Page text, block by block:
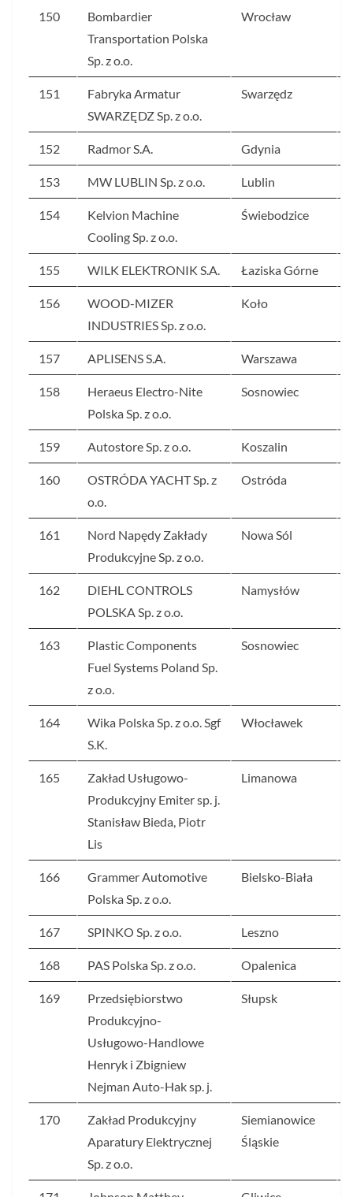
150
Bombardier
Transportation Polska
Sp. z o.o.
Wrocław
151
Fabryka Armatur
SWARZĘDZ Sp. z o.o.
Swarzędz
152 Radmor S.A. Gdynia
153 MW LUBLIN Sp. z o.o. Lublin
154
Kelvion Machine
Cooling Sp. z o.o.
Świebodzice
155 WILK ELEKTRONIK S.A. Łaziska Górne
156
WOOD-MIZER
INDUSTRIES Sp. z o.o.
Koło
157 APLISENS S.A. Warszawa
158
Heraeus Electro-Nite
Polska Sp. z o.o.
Sosnowiec
159 Autostore Sp. z o.o. Koszalin
160
OSTRÓDA YACHT Sp. z
o.o.
Ostróda
161
Nord Napędy Zakłady
Produkcyjne Sp. z o.o.
Nowa Sól
162
DIEHL CONTROLS
POLSKA Sp. z o.o.
Namysłów
163
Plastic Components
Fuel Systems Poland Sp.
z o.o.
Sosnowiec
164
Wika Polska Sp. z o.o. Sgf
S.K.
Włocławek
165
Zakład Usługowo-
Produkcyjny Emiter sp. j.
Stanisław Bieda, Piotr
Lis
Limanowa
166
Grammer Automotive
Polska Sp. z o.o.
Bielsko-Biała
167 SPINKO Sp. z o.o. Leszno
168 PAS Polska Sp. z o.o. Opalenica
169
Przedsiębiorstwo
Produkcyjno-
Usługowo-Handlowe
Henryk i Zbigniew
Nejman Auto-Hak sp. j.
Słupsk
170
Zakład Produkcyjny
Aparatury Elektrycznej
Sp. z o.o.
Siemianowice
Śląskie